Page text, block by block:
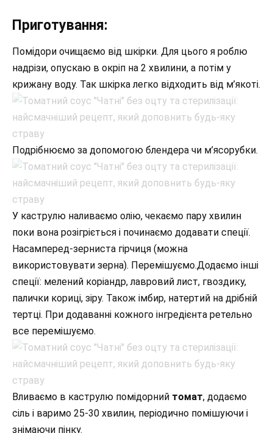
Приготування:
Помідори очищаємо від шкірки. Для цього я роблю
надрізи, опускаю в окріп на 2 хвилини, а потім у
крижану воду. Так шкірка легко відходить від м’якоті.
Подрібнюємо за допомогою блендера чи м’ясорубки.
У каструлю наливаємо олію, чекаємо пару хвилин
поки вона розігріється і починаємо додавати спеції.
Насамперед-зерниста гірчиця (можна
використовувати зерна). Перемішуємо.Додаємо інші
спеції: мелений коріандр, лавровий лист, гвоздику,
палички кориці, зіру. Також імбир, натертий на дрібній
тертці. При додаванні кожного інгредієнта ретельно
все перемішуємо.
Вливаємо в каструлю помідорний томат, додаємо
сіль і варимо 25-30 хвилин, періодично помішуючи і
знімаючи пінку.